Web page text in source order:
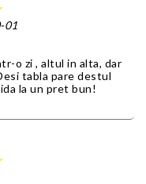
01
o zi , altul in alta, dar
tabla pare destul
la un pret bun!